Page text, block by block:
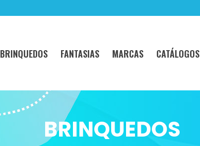
BRINQUEDOS FANTASIAS MARCAS CATÁLOGOS
BRINQUEDOS